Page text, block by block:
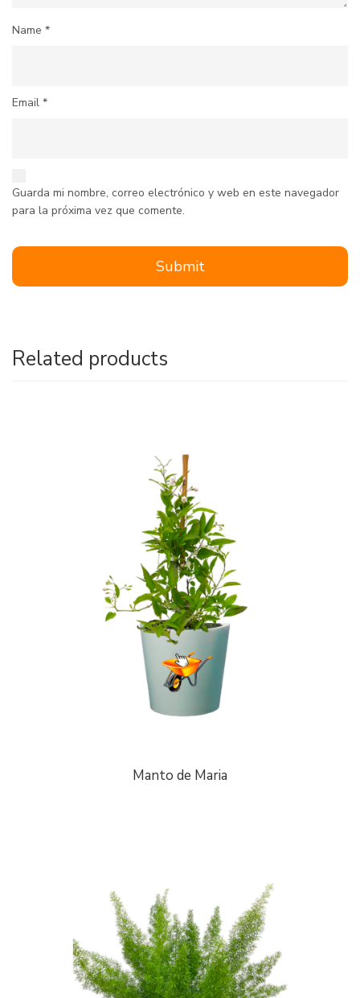
Name *
Email *
Guarda mi nombre, correo electrónico y web en este navegador
para la próxima vez que comente.
Related products
Manto de Maria